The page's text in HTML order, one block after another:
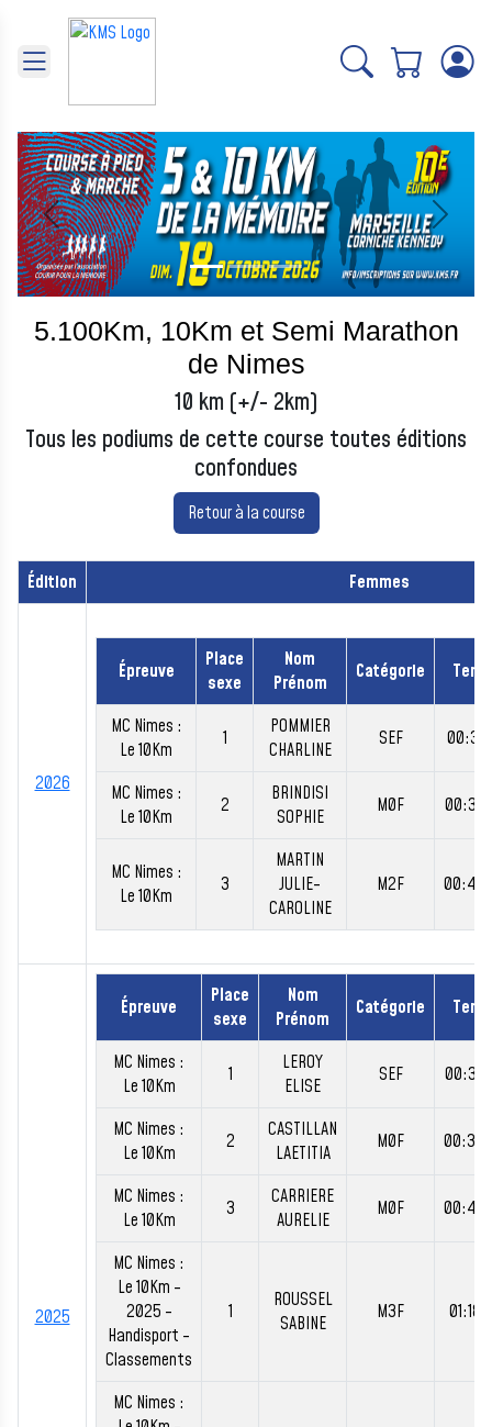
Précédent Suivant
5.100Km, 10Km et Semi Marathon
de Nimes
10 km (+/- 2km)
Tous les podiums de cette course toutes éditions
confondues
Retour à la course
Édition Femmes
2026
Épreuve
Place
sexe
Nom
Prénom
Catégorie
MC Nimes :
Le 10Km
1
POMMIER
CHARLINE
SEF
MC Nimes :
Le 10Km
2
BRINDISI
SOPHIE
M0F
MC Nimes :
Le 10Km
3
MARTIN
JULIE-
CAROLINE
M2F
2025
Épreuve
Place
sexe
Nom
Prénom
Catégorie
MC Nimes :
Le 10Km
1
LEROY
ELISE
SEF
MC Nimes :
Le 10Km
2
CASTILLAN
LAETITIA
M0F
MC Nimes :
Le 10Km
3
CARRIERE
AURELIE
M0F
MC Nimes :
Le 10Km -
2025 -
Handisport -
Classements
1
ROUSSEL
SABINE
M3F
MC Nimes :
Panneau de gestion des cookies